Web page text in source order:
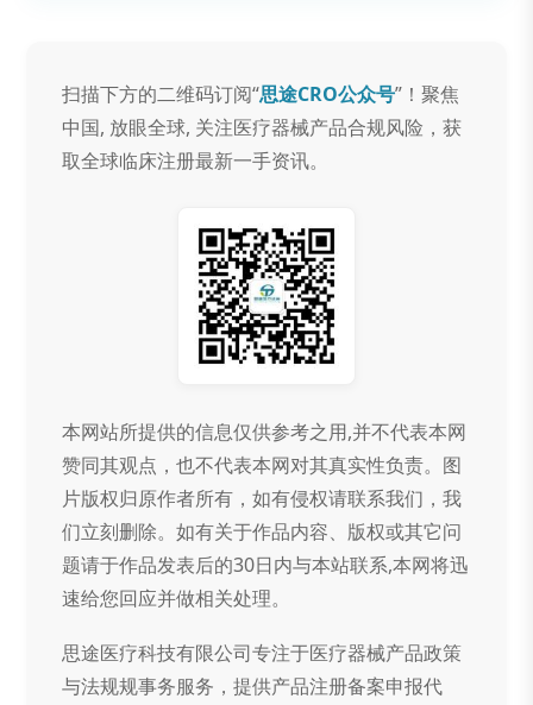
扫描下方的二维码订阅“思途CRO公众号”！聚焦
中国, 放眼全球, 关注医疗器械产品合规风险，获
取全球临床注册最新一手资讯。
本网站所提供的信息仅供参考之用,并不代表本网
赞同其观点，也不代表本网对其真实性负责。图
片版权归原作者所有，如有侵权请联系我们，我
们立刻删除。如有关于作品内容、版权或其它问
题请于作品发表后的30日内与本站联系,本网将迅
速给您回应并做相关处理。
思途医疗科技有限公司专注于医疗器械产品政策
与法规规事务服务，提供产品注册备案申报代